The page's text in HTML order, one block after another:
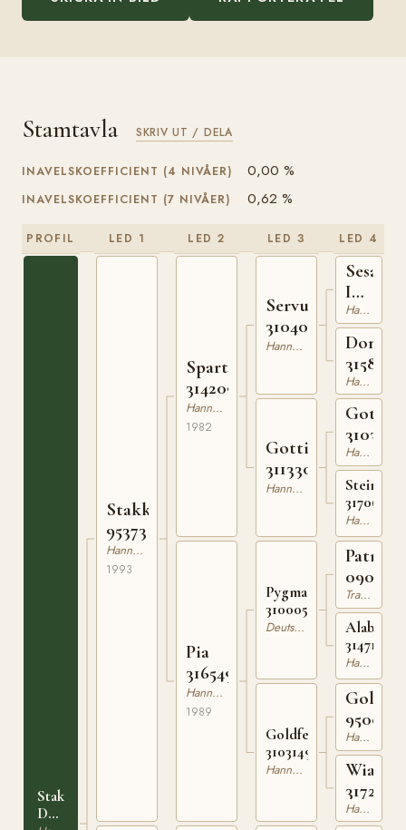
Stamtavla SKRIV UT / DELA
INAVELSKOEFFICIENT (4 NIVÅER) 0,00 %
INAVELSKOEFFICIENT (7 NIVÅER) 0,62 %
PROFIL
Stakkato's
Deern
LED 1
Stakkato
95373
Hannoveranare
1993
LED 2
Spartan
314209982
Hannoveranare
1982
Pia
316549789
Hannoveranare
1989
LED 3
Servus
310408161
Hannoveranare
Gottilde
311330772
Hannoveranare
Pygmalion
310005081
Deutsches Pferd
Goldfeder
310314981
Hannoveranare
LED 4
Sesam
I
Hannoveranare
Hannoveranare
Hannoveranare
317062467
Hannoveranare
Patras
Trakehner
314713771
Hannoveranare
95005
Hannoveranare
Wiatka
Hannoveranare